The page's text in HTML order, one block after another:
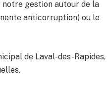
notre gestion autour de la
anticorruption) ou le
de Laval-des-Rapides,